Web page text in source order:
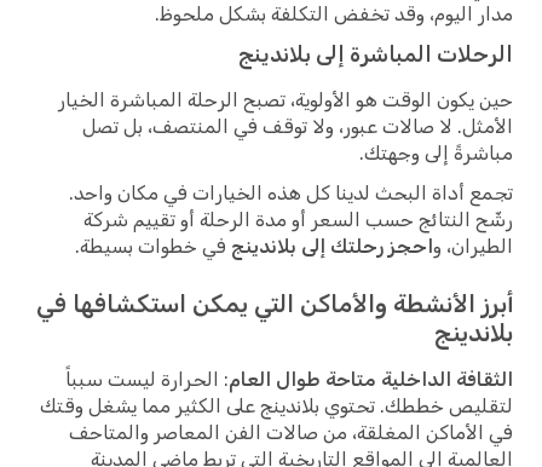
مدار اليوم، وقد تخفض التكلفة بشكل ملحوظ.
الرحلات المباشرة إلى بلاندينج
حين يكون الوقت هو الأولوية، تصبح الرحلة المباشرة الخيار
الأمثل. لا صالات عبور، ولا توقف في المنتصف، بل تصل
مباشرةً إلى وجهتك.
تجمع أداة البحث لدينا كل هذه الخيارات في مكان واحد.
رشّح النتائج حسب السعر أو مدة الرحلة أو تقييم شركة
الطيران، واحجز رحلتك إلى بلاندينج في خطوات بسيطة.
أبرز الأنشطة والأماكن التي يمكن استكشافها في
بلاندينج
الثقافة الداخلية متاحة طوال العام: الحرارة ليست سبباً
لتقليص خططك. تحتوي بلاندينج على الكثير مما يشغل وقتك
في الأماكن المغلقة، من صالات الفن المعاصر والمتاحف
العالمية إلى المواقع التاريخية التي تربط ماضي المدينة